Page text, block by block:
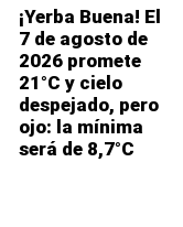
¡Yerba Buena! El
7 de agosto de
2026 promete
21°C y cielo
despejado, pero
ojo: la mínima
será de 8,7°C